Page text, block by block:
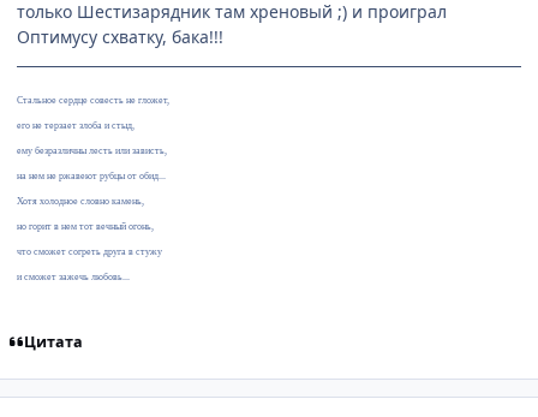
только Шестизарядник там хреновый ;) и проиграл
Оптимусу схватку, бака!!!
Стальное сердце совесть не гложет,
его не терзает злоба и стыд,
ему безразличны лесть или зависть,
на нем не ржавеют рубцы от обид...
Хотя холодное словно камень,
но горит в нем тот вечный огонь,
что сможет согреть друга в стужу
и сможет зажечь любовь...
Цитата